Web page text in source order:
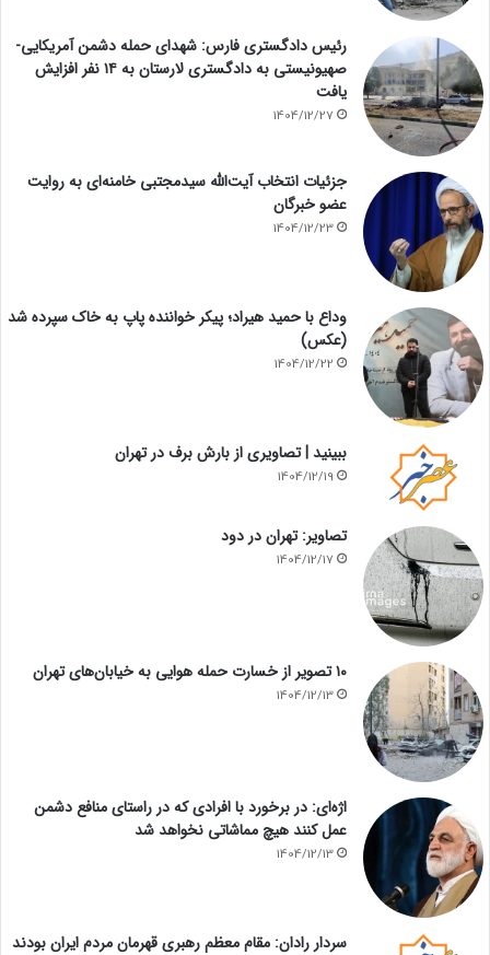
رئیس دادگستری فارس: شهدای حمله دشمن آمریکایی-
صهیونیستی به دادگستری لارستان به ۱۴ نفر افزایش
یافت
1404/12/27
جزئیات انتخاب آیت‌الله سیدمجتبی خامنه‌ای به روایت
عضو خبرگان
1404/12/23
وداع با حمید هیراد؛ پیکر خواننده پاپ به خاک سپرده شد
(عکس)
1404/12/22
ببینید | تصاویری از بارش برف در تهران
1404/12/19
تصاویر: تهران در دود
1404/12/17
۱۰ تصویر از خسارت حمله هوایی به خیابان‌های تهران
1404/12/13
اژه‌ای: در برخورد با افرادی که در راستای منافع دشمن
عمل کنند هیچ مماشاتی نخواهد شد
1404/12/13
سردار رادان: مقام معظم رهبری قهرمان مردم ایران بودند